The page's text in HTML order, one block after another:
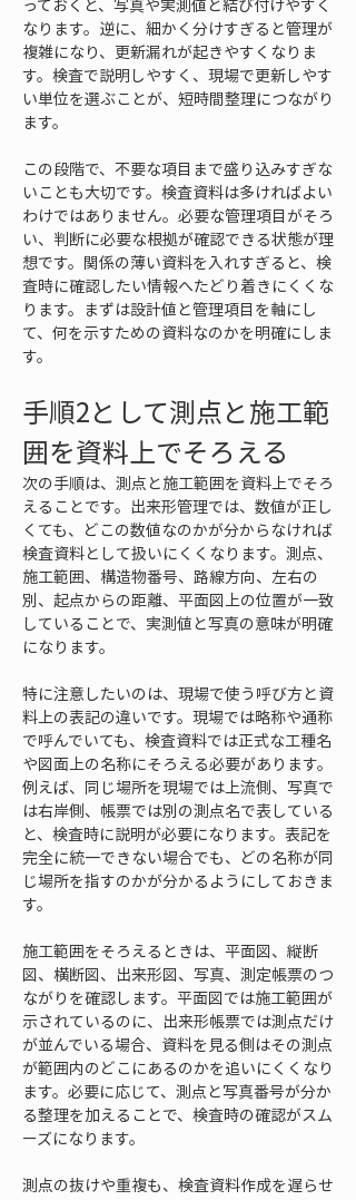
っておくと、写真や実測値と結び付けやすく
なります。逆に、細かく分けすぎると管理が
複雑になり、更新漏れが起きやすくなりま
す。検査で説明しやすく、現場で更新しやす
い単位を選ぶことが、短時間整理につながり
ます。
この段階で、不要な項目まで盛り込みすぎな
いことも大切です。検査資料は多ければよい
わけではありません。必要な管理項目がそろ
い、判断に必要な根拠が確認できる状態が理
想です。関係の薄い資料を入れすぎると、検
査時に確認したい情報へたどり着きにくくな
ります。まずは設計値と管理項目を軸にし
て、何を示すための資料なのかを明確にしま
す。
手順2として測点と施工範
囲を資料上でそろえる
次の手順は、測点と施工範囲を資料上でそろ
えることです。出来形管理では、数値が正し
くても、どこの数値なのかが分からなければ
検査資料として扱いにくくなります。測点、
施工範囲、構造物番号、路線方向、左右の
別、起点からの距離、平面図上の位置が一致
していることで、実測値と写真の意味が明確
になります。
特に注意したいのは、現場で使う呼び方と資
料上の表記の違いです。現場では略称や通称
で呼んでいても、検査資料では正式な工種名
や図面上の名称にそろえる必要があります。
例えば、同じ場所を現場では上流側、写真で
は右岸側、帳票では別の測点名で表している
と、検査時に説明が必要になります。表記を
完全に統一できない場合でも、どの名称が同
じ場所を指すのかが分かるようにしておきま
す。
施工範囲をそろえるときは、平面図、縦断
図、横断図、出来形図、写真、測定帳票のつ
ながりを確認します。平面図では施工範囲が
示されているのに、出来形帳票では測点だけ
が並んでいる場合、資料を見る側はその測点
が範囲内のどこにあるのかを追いにくくなり
ます。必要に応じて、測点と写真番号が分か
る整理を加えることで、検査時の確認がスム
ーズになります。
測点の抜けや重複も、検査資料作成を遅らせ